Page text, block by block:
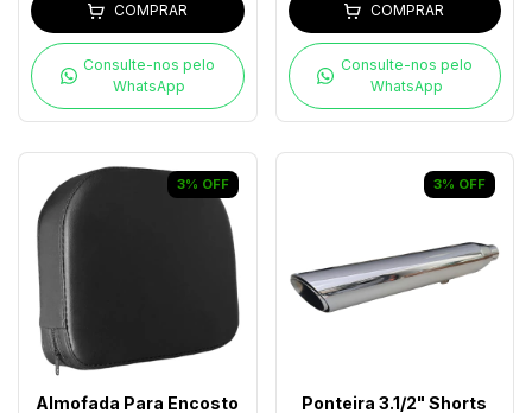
COMPRAR
Consulte-nos pelo
WhatsApp
COMPRAR
Consulte-nos pelo
WhatsApp
3% OFF
Almofada Para Encosto
3% OFF
Ponteira 3.1/2" Shorts